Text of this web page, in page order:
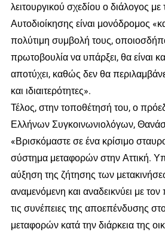
λειτουργικού σχεδίου ο διάλογος
Αυτοδιοίκησης είναι μονόδρομος
πολύτιμη συμβολή τους,
πρωτοβουλία να υπάρξει, θα είναι
αποτύχει, καθώς δεν θα
και ιδιαιτερότητες».
Τέλος, στην τοποθέτησή του, ο
Ελλήνων Συγκοινωνιολόγων,
«Βρισκόμαστε σε ένα κρίσιμο
σύστημα μεταφορών στην Αττική.
αύξηση της ζήτησης των
αναμενόμενη και αναδεικνύει με
τις συνέπειες της αποεπένδυσης
μεταφορών κατά την διάρκεια της